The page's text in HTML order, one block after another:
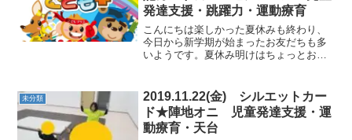
発達支援・跳躍力・運動療育
こんにちは楽しかった夏休みも終わり、
今日から新学期が始まったお友だちも多
いようです。夏休み明けはちょっとお疲
ます。★カラーコーンタッチ・クマ歩
き・ウシガエルジャンプ★平...
未分類
2019.11.22(金) シルエットカー
ド★陣地オニ 児童発達支援・運
動療育・天台